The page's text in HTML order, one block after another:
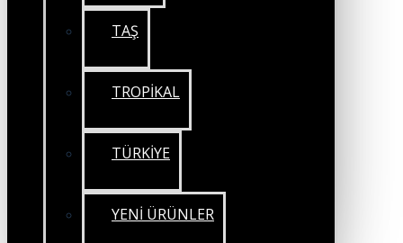
TAŞ
TROPİKAL
TÜRKİYE
YENİ ÜRÜNLER